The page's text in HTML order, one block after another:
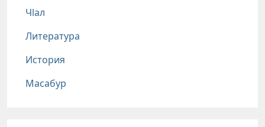
Чlал
Литература
История
Масабур